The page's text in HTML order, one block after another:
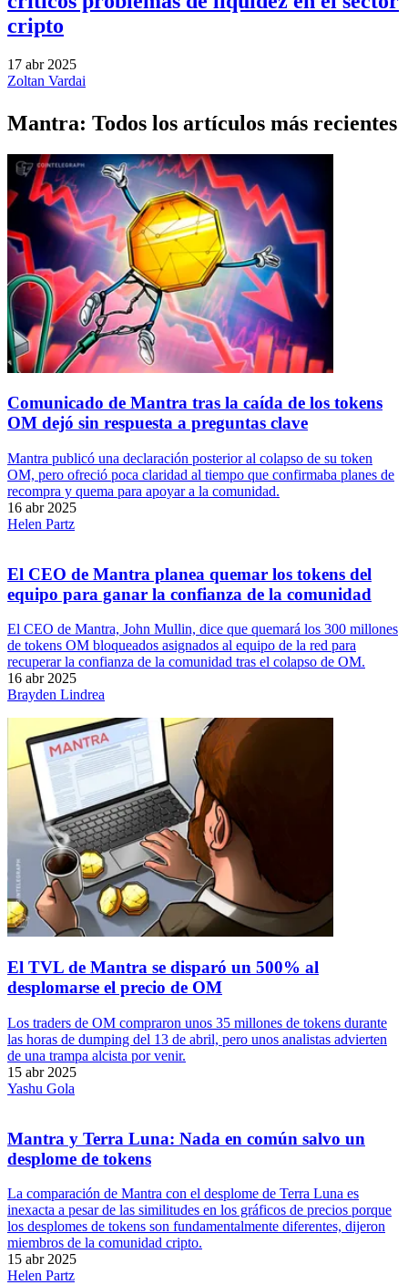
cripto
17 abr 2025
Zoltan Vardai
Mantra: Todos los artículos más recientes
Comunicado de Mantra tras la caída de los tokens
OM dejó sin respuesta a preguntas clave
Mantra publicó una declaración posterior al colapso de su token
OM, pero ofreció poca claridad al tiempo que confirmaba planes de
recompra y quema para apoyar a la comunidad.
16 abr 2025
Helen Partz
El CEO de Mantra planea quemar los tokens del
equipo para ganar la confianza de la comunidad
El CEO de Mantra, John Mullin, dice que quemará los 300 millones
de tokens OM bloqueados asignados al equipo de la red para
recuperar la confianza de la comunidad tras el colapso de OM.
16 abr 2025
Brayden Lindrea
El TVL de Mantra se disparó un 500% al
desplomarse el precio de OM
Los traders de OM compraron unos 35 millones de tokens durante
las horas de dumping del 13 de abril, pero unos analistas advierten
de una trampa alcista por venir.
15 abr 2025
Yashu Gola
Mantra y Terra Luna: Nada en común salvo un
desplome de tokens
La comparación de Mantra con el desplome de Terra Luna es
inexacta a pesar de las similitudes en los gráficos de precios porque
los desplomes de tokens son fundamentalmente diferentes, dijeron
miembros de la comunidad cripto.
15 abr 2025
Helen Partz